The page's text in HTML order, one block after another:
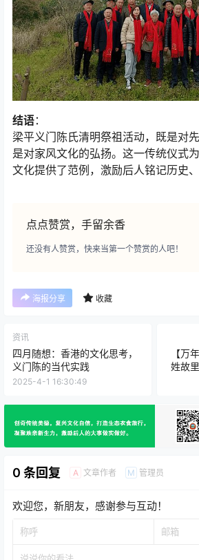
结语：
梁平义门陈氏清明祭祖活动，既是对
是对家风文化的弘扬。这一传统仪式
文化提供了范例，激励后人铭记历史、
点点赞赏，手留余香
还没有人赞赏，快来当第一个赞赏的人吧！
海报分享 收藏
资讯
四月随想：香港的文化思考，
义门陈的当代实践
2025-4-1 16:30:49
【万
姓故
0 条回复 A 文章作者 M 管理员
欢迎您，新朋友，感谢参与互动！